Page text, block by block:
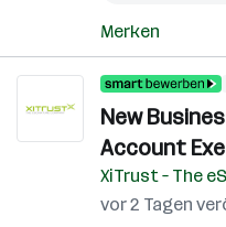
Merken
New
Account
XiTrust – The
vor 2 Tagen